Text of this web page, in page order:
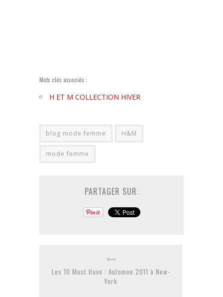
Mots clés associés :
H ET M COLLECTION HIVER
blog mode femme H&M
mode femme
PARTAGER SUR:
Les 10 Must Have : Automne 2011 à New-
York